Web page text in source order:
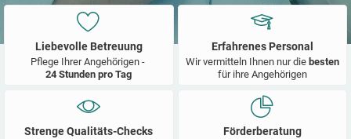
Liebevolle Betreuung
Pflege Ihrer Angehörigen -
24 Stunden pro Tag
Erfahrenes Personal
Wir vermitteln Ihnen nur die besten
für ihre Angehörigen
Strenge Qualitäts-Checks Förderberatung